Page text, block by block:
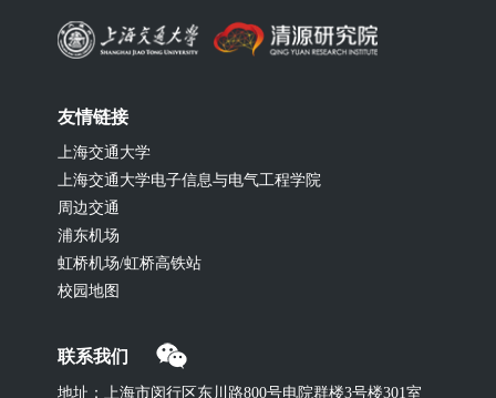
友情链接
上海交通大学
上海交通大学电子信息与电气工程学院
周边交通
浦东机场
虹桥机场/虹桥高铁站
校园地图
联系我们
地址：上海市闵行区东川路800号电院群楼3号楼301室